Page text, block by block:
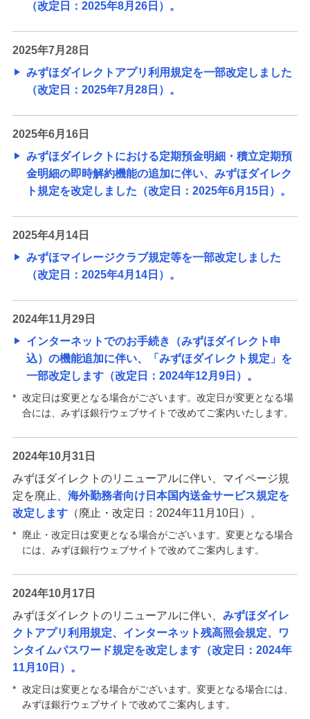
預金・NISA・資産運用
備える
相続・保険
学ぶ・考える
困ったときは・よくあるご質問
（改定日：2025年8月26日）。
2025年7月28日
みずほダイレクトアプリ利用規定を一部改定しました
（改定日：2025年7月28日）。
2025年6月16日
みずほダイレクトにおける定期預金明細・積立定期預
金明細の即時解約機能の追加に伴い、みずほダイレク
ト規定を改定しました（改定日：2025年6月15日）。
2025年4月14日
みずほマイレージクラブ規定等を一部改定しました
（改定日：2025年4月14日）。
2024年11月29日
インターネットでのお手続き（みずほダイレクト申
込）の機能追加に伴い、「みずほダイレクト規定」を
一部改定します（改定日：2024年12月9日）。
* 改定日は変更となる場合がございます。改定日が変更となる場
合には、みずほ銀行ウェブサイトで改めてご案内いたします。
2024年10月31日
みずほダイレクトのリニューアルに伴い、マイページ規
定を廃止、 海外勤務者向け日本国内送金サービス規定を
改定します（廃止・改定日：2024年11月10日）。
*
廃止・改定日は変更となる場合がございます。変更となる場合
には、みずほ銀行ウェブサイトで改めてご案内します。
2024年10月17日
みずほダイレクトのリニューアルに伴い、 みずほダイレ
クトアプリ利用規定、インターネット残高照会規定、ワ
ンタイムパスワード規定を改定します（改定日：2024年
11月10日）。
* 改定日は変更となる場合がございます。変更となる場合には、
みずほ銀行ウェブサイトで改めてご案内します。